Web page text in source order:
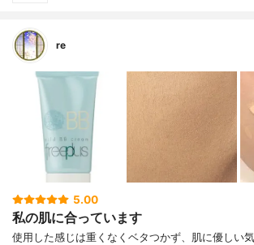
re
5.00
私の肌に合っています
使用した感じは重くなくベタつかず、肌に優しい